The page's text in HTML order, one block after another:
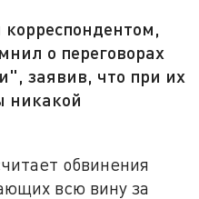
о переговорах
заявив, что при их
никакой
обвинения
всю вину за